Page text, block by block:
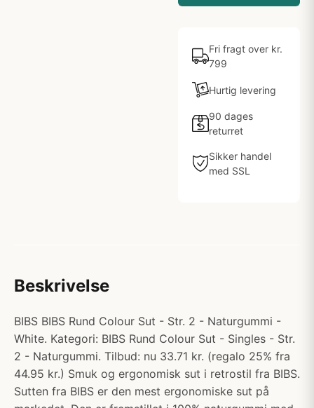
Fri fragt over kr.
799
Hurtig levering
90 dages
returret
Sikker handel
med SSL
Beskrivelse
BIBS BIBS Rund Colour Sut - Str. 2 - Naturgummi -
White. Kategori: BIBS Rund Colour Sut - Singles - Str.
2 - Naturgummi. Tilbud: nu 33.71 kr. (regalo 25% fra
44.95 kr.) Smuk og ergonomisk sut i retrostil fra BIBS.
Sutten fra BIBS er den mest ergonomiske sut på